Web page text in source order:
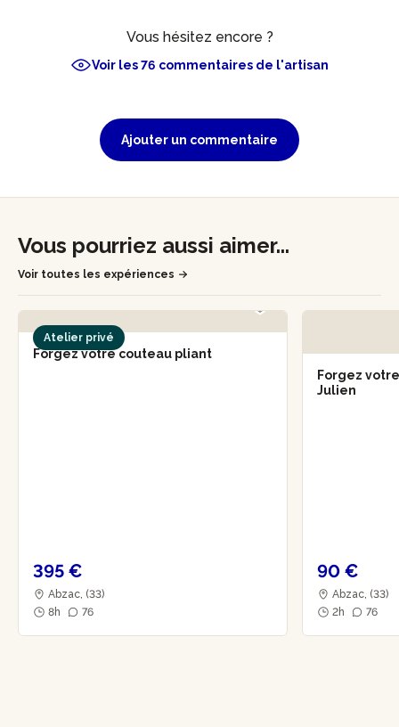
Vous hésitez encore ?
Voir les 76 commentaires de l'artisan
Ajouter un commentaire
Vous pourriez aussi aimer...
Voir toutes les expériences
Atelier privé
Forgez votre couteau pliant
395 €
Abzac, (33)
8h
76
Forgez
Julien
90 €
Abzac, (33)
2h
76